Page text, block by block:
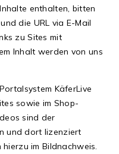
enthalten, bitten
die URL via E-Mail
zu Sites mit
Inhalt werden von uns
KäferLive
sowie im Shop-
sind der
und dort lizenziert
hierzu imBildnachweis